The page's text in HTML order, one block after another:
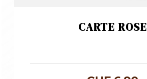
CARTE ROSE